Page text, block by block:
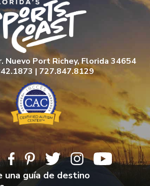
Nuevo Port Richey, Florida 34654
| 727.847.8129
una guía de destino